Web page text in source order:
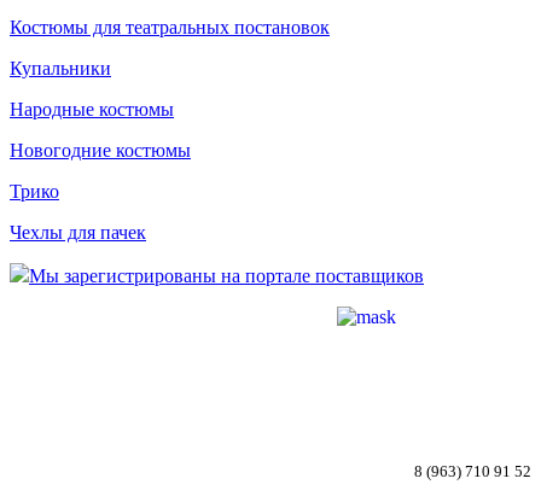
Костюмы для театральных постановок
Купальники
Народные костюмы
Новогодние костюмы
Трико
Чехлы для пачек
Мы зарегистрированы на портале поставщиков
8 (963) 710 91 52